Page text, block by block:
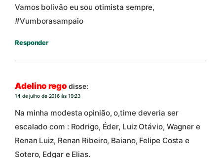
Vamos bolivão eu sou otimista sempre,
#Vumborasampaio
Responder
Adelino rego disse:
14 de julho de 2016 às 19:23
Na minha modesta opinião, o,time deveria ser
escalado com : Rodrigo, Éder, Luiz Otávio, Wagner e
Renan Luiz, Renan Ribeiro, Baiano, Felipe Costa e
Sotero, Edgar e Elias.